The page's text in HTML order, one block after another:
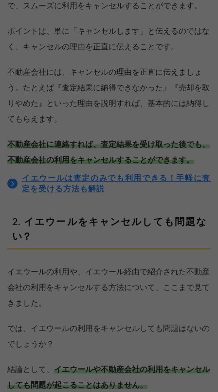
で、スムーズに利用をキャンセルすることができます。
ポイントは、単に「キャンセルします」と伝えるのではな
く、キャンセルの理由を正直に伝えることです。
不動産会社には、キャンセルの理由を正直に伝えましょ
う。たとえば『査定結果に納得できなかった』『売却を取
りやめた』といった理由を説明すれば、基本的には納得し
てもらえます。
不動産会社に連絡すれば、査定結果を受け取った後でも、
不動産会社の利用をキャンセルすることができます。
イエウールは査定のみでも利用できる！手軽に査
定を受ける方法も解説
イエウールをキャンセルしても問題な
い？
イエウールの利用や、イエウール経由で紹介された不動産
会社の利用をキャンセルする方法について、ここまで見て
きました。
では、イエウールの利用をキャンセルしても問題はないの
でしょうか？
結論として、 イエウールや不動産会社の利用をキャンセル
しても問題が起こることはありません。